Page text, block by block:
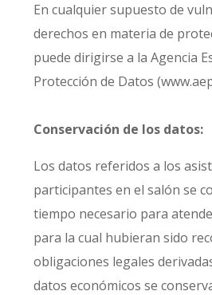
En cualquier supuesto de
derechos en materia de
puede dirigirse a la Agencia
Protección de Datos
Conservación de los datos:
Los datos referidos a los
participantes en el salón se
tiempo necesario para
para la cual hubieran sido
obligaciones legales
datos económicos se